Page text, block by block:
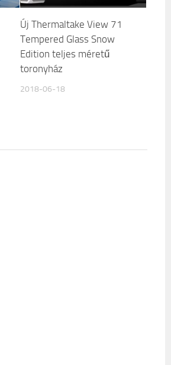
Új Thermaltake View 71
Tempered Glass Snow
Edition teljes méretű
toronyház
2018-06-18